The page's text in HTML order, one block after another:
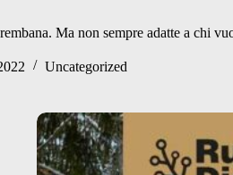
Ma non sempre adatte a chi
Uncategorized